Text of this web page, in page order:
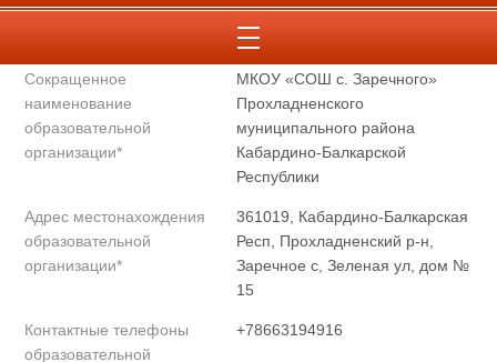
Кабардино-Балкарской
Республики
Сокращенное
наименование
образовательной
организации*
МКОУ «СОШ с. Заречного»
Прохладненского
муниципального района
Кабардино-Балкарской
Республики
Адрес местонахождения
образовательной
организации*
361019, Кабардино-Балкарская
Респ, Прохладненский р-н,
Заречное с, Зеленая ул, дом №
15
Контактные телефоны
образовательной
+78663194916